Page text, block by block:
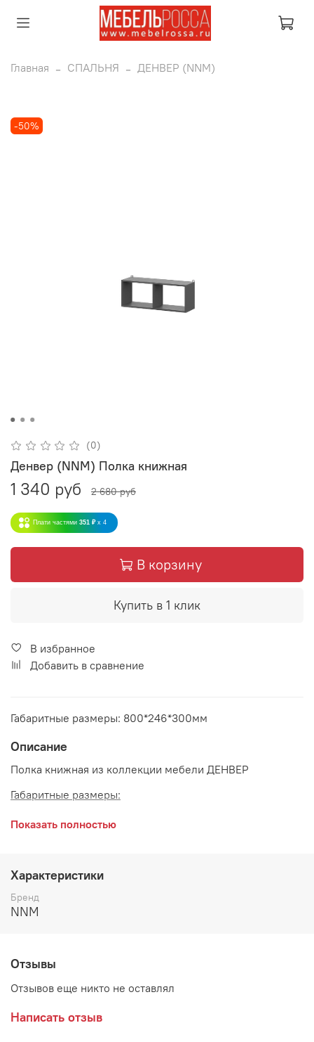
Главная СПАЛЬНЯ ДЕНВЕР (NNM)
-50%
(0)
Денвер (NNM) Полка книжная
1 340 руб 2 680 руб
Плати частями 351 ₽ x 4
В корзину
Купить в 1 клик
В избранное
Добавить в сравнение
Габаритные размеры: 800*246*300мм
Описание
Полка книжная из коллекции мебели ДЕНВЕР
Габаритные размеры:
длина 800 мм
высота 300 мм
Цвет:
Показать полностью
Характеристики
Бренд
NNM
Отзывы
Отзывов еще никто не оставлял
Написать отзыв